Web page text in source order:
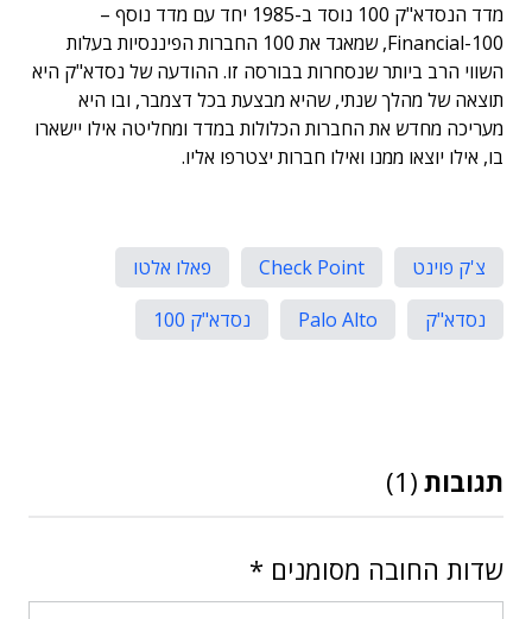
מדד הנסדא"ק 100 נוסד ב-1985 יחד עם מדד נוסף –
Financial-100, שמאגד את 100 החברות הפיננסיות בעלות
השווי הרב ביותר שנסחרות בבורסה זו. ההודעה של נסדא"ק היא
תוצאה של מהלך שנתי, שהיא מבצעת בכל דצמבר, ובו היא
מעריכה מחדש את החברות הכלולות במדד ומחליטה אילו יישארו
בו, אילו יוצאו ממנו ואילו חברות יצטרפו אליו.
צ'ק פוינט Check Point
פאלו אלטו
נסדא"ק
Palo Alto נסדא"ק 100
תגובות (1)
שדות החובה מסומנים *